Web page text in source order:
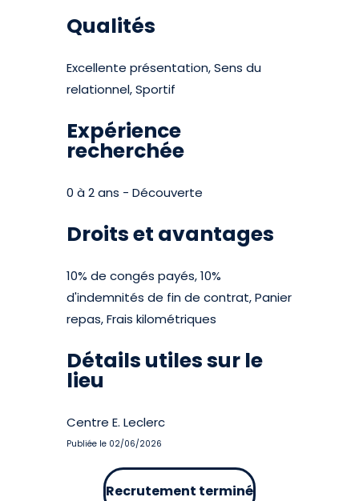
Qualités
Excellente présentation, Sens du
relationnel, Sportif
Expérience
recherchée
0 à 2 ans - Découverte
Droits et avantages
10% de congés payés, 10%
d'indemnités de fin de contrat, Panier
repas, Frais kilométriques
Détails utiles sur le
lieu
Centre E. Leclerc
Publiée le 02/06/2026
Recrutement terminé